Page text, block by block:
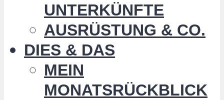
UNTERKÜNFTE
AUSRÜSTUNG & CO.
DIES & DAS
MEIN
MONATSRÜCKBLICK